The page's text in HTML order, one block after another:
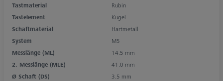
Tastmaterial
Rubin
Tastelement
Kugel
Schaftmaterial
Hartmetall
System
M5
Messlänge (ML)
14.5 mm
2. Messlänge (MLE)
41.0 mm
Ø Schaft (DS)
3.5 mm